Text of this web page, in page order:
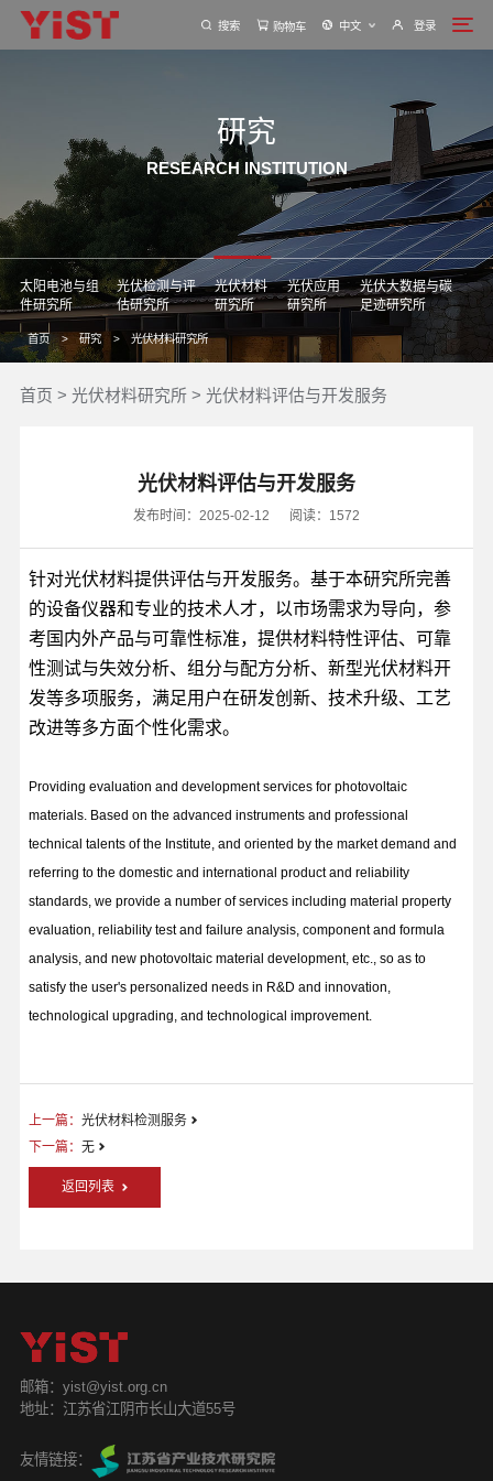
搜索 购物车 中文 登录
研究
RESEARCH INSTITUTION
太阳电池与组
件研究所
光伏检测与评
估研究所
光伏材料
研究所
光伏应用
研究所
光伏大数据与碳
足迹研究所
首页 > 研究 > 光伏材料研究所
首页 > 光伏材料研究所> 光伏材料评估与开发服务
光伏材料评估与开发服务
发布时间：2025-02-12 阅读：1572
针对光伏材料提供评估与开发服务。基于本研究所完善
的设备仪器和专业的技术人才，以市场需求为导向，参
考国内外产品与可靠性标准，提供材料特性评估、可靠
性测试与失效分析、组分与配方分析、新型光伏材料开
发等多项服务，满足用户在研发创新、技术升级、工艺
改进等多方面个性化需求。
Providing evaluation and development services for photovoltaic
materials. Based on the advanced instruments and professional
technical talents of the Institute, and oriented by the market demand and
referring to the domestic and international product and reliability
standards, we provide a number of services including material property
evaluation, reliability test and failure analysis, component and formula
analysis, and new photovoltaic material development, etc., so as to
satisfy the user's personalized needs in R&D and innovation,
technological upgrading, and technological improvement.
上一篇：光伏材料检测服务
下一篇：无
返回列表
邮箱：yist@yist.org.cn
地址：江苏省江阴市长山大道55号
友情链接：